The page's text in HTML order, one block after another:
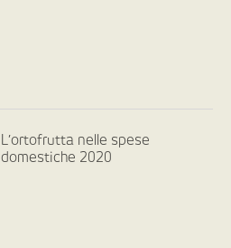
L’ortofrutta nelle spese
domestiche 2020